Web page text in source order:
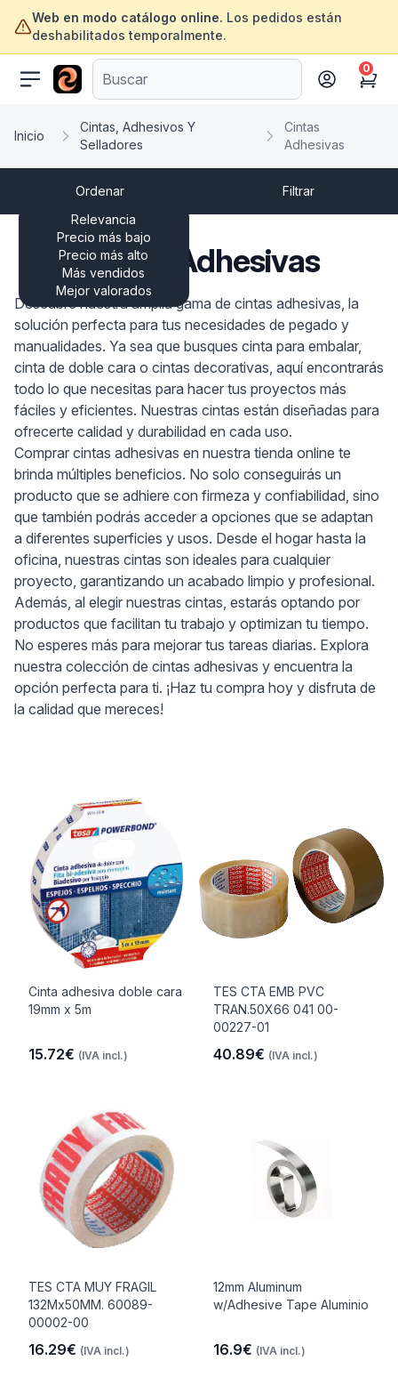
Web en modo catálogo online. Los pedidos están
deshabilitados temporalmente.
ofertasinformatica.com
Cart
0
Inicio
Cintas, Adhesivos Y
Selladores
Cintas
Adhesivas
Ordenar
Relevancia
Precio más bajo
Precio más alto
Más vendidos
Mejor valorados
Filtrar
Cintas Adhesivas
Descubre nuestra amplia gama de cintas adhesivas, la
solución perfecta para tus necesidades de pegado y
manualidades. Ya sea que busques cinta para embalar,
cinta de doble cara o cintas decorativas, aquí encontrarás
todo lo que necesitas para hacer tus proyectos más
fáciles y eficientes. Nuestras cintas están diseñadas para
ofrecerte calidad y durabilidad en cada uso.
Comprar cintas adhesivas en nuestra tienda online te
brinda múltiples beneficios. No solo conseguirás un
producto que se adhiere con firmeza y confiabilidad, sino
que también podrás acceder a opciones que se adaptan
a diferentes superficies y usos. Desde el hogar hasta la
oficina, nuestras cintas son ideales para cualquier
proyecto, garantizando un acabado limpio y profesional.
Además, al elegir nuestras cintas, estarás optando por
productos que facilitan tu trabajo y optimizan tu tiempo.
No esperes más para mejorar tus tareas diarias. Explora
nuestra colección de cintas adhesivas y encuentra la
opción perfecta para ti. ¡Haz tu compra hoy y disfruta de
la calidad que mereces!
Cinta adhesiva doble cara
19mm x 5m
15.72€ (IVA incl.)
TES CTA EMB PVC
TRAN.50X66 041 00-
00227-01
40.89€ (IVA incl.)
TES CTA MUY FRAGIL
132Mx50MM. 60089-
00002-00
16.29€ (IVA incl.)
12mm Aluminum
w/Adhesive Tape Aluminio
16.9€ (IVA incl.)